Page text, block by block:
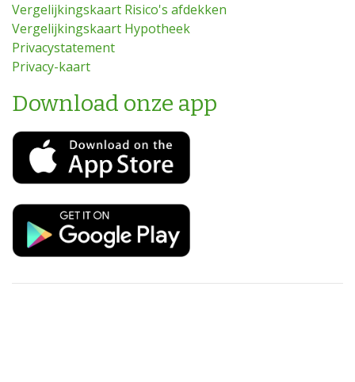
Vergelijkingskaart Risico's afdekken
Vergelijkingskaart Hypotheek
Privacystatement
Privacy-kaart
Download onze app